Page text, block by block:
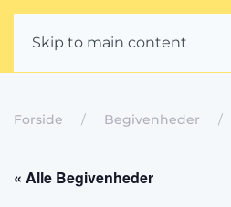
Skip to main content
Forside Begivenheder
« Alle Begivenheder